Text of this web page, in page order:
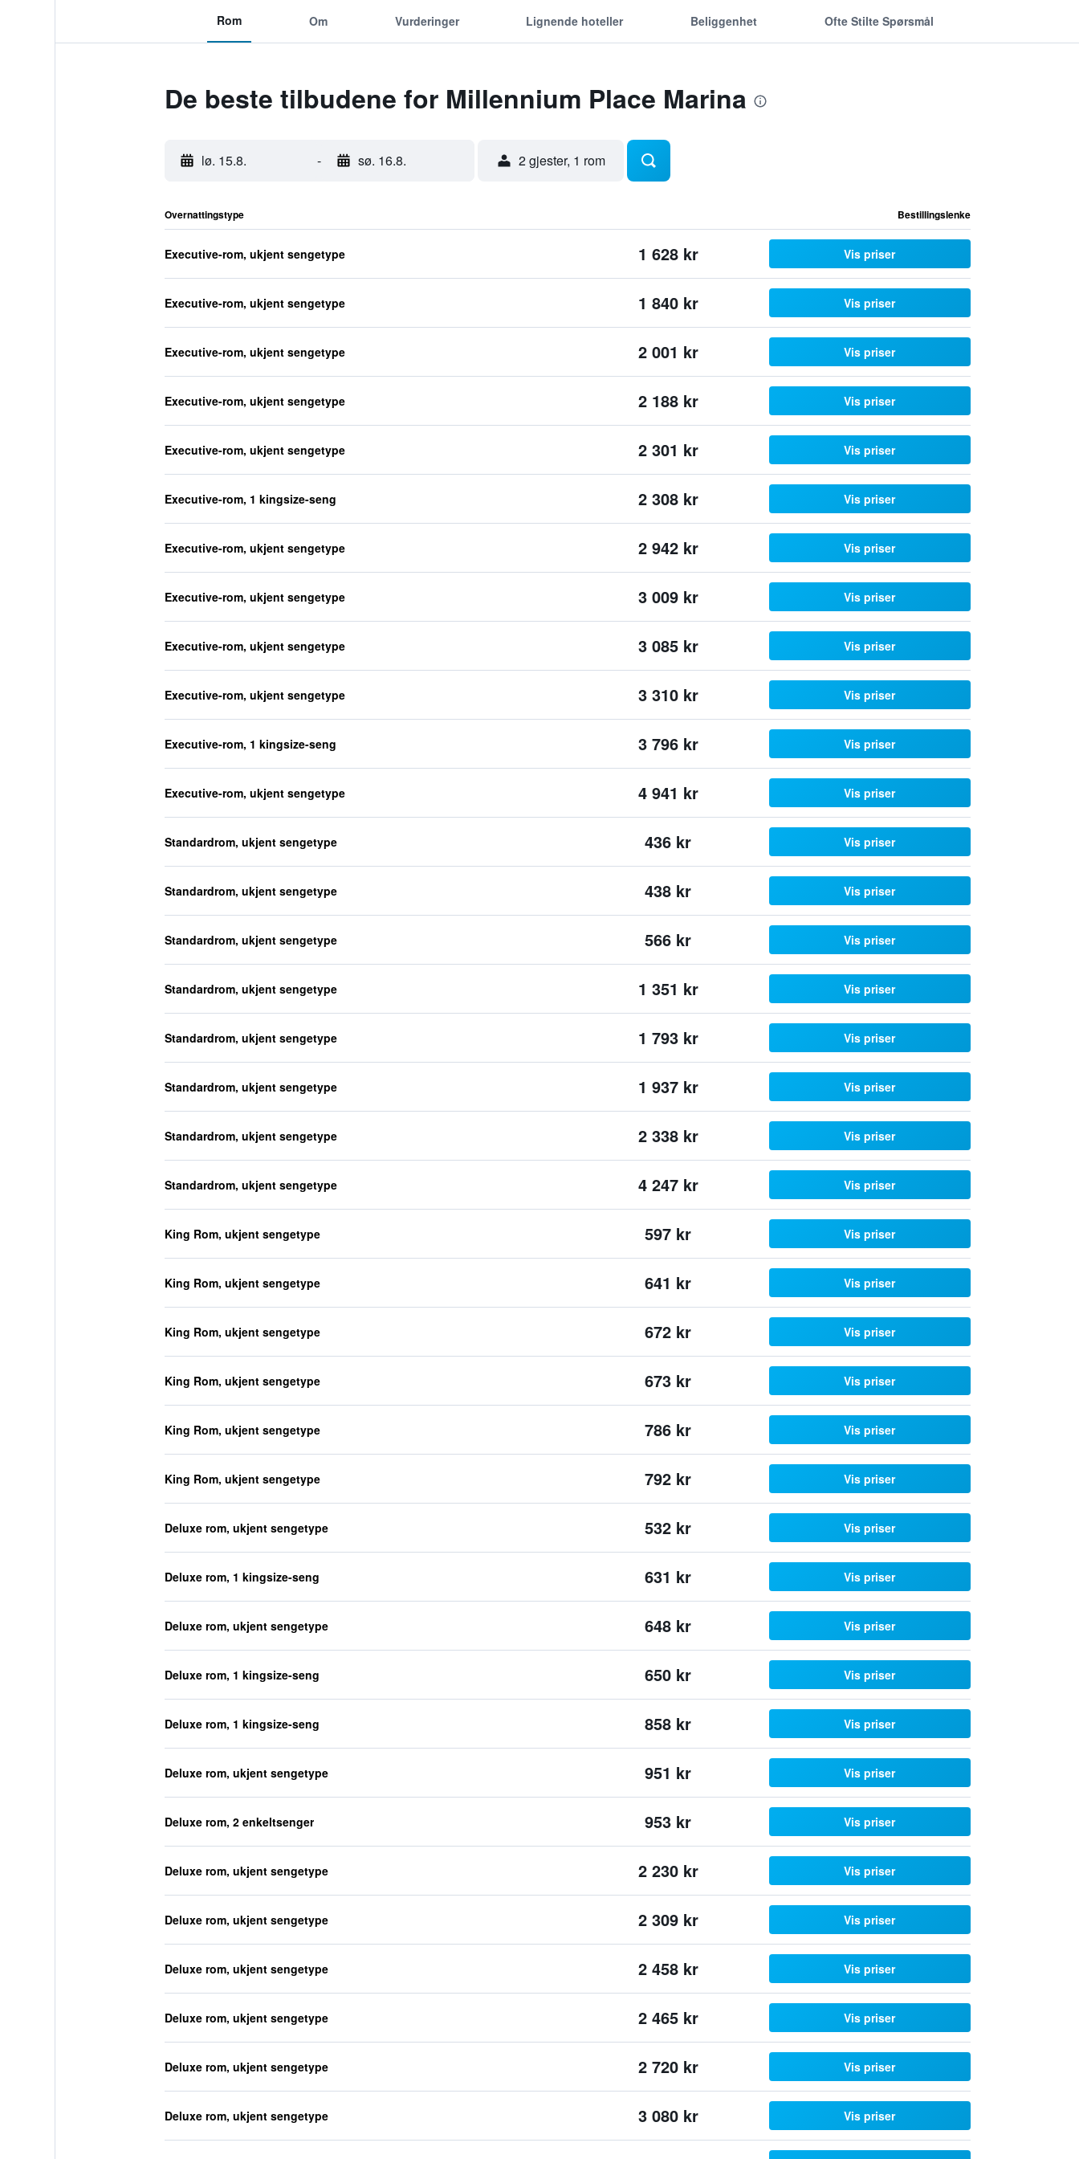
Rom Om Vurderinger Lignende hoteller Beliggenhet Ofte Stilte Spørsmål
De beste tilbudene for Millennium Place Marina
lø. 15.8. - sø. 16.8. 2 gjester, 1 rom
Overnattingstype Bestillingslenke
Executive-rom, ukjent sengetype 1 628 kr Vis priser
Executive-rom, ukjent sengetype 1 840 kr Vis priser
Executive-rom, ukjent sengetype 2 001 kr Vis priser
Executive-rom, ukjent sengetype 2 188 kr Vis priser
Executive-rom, ukjent sengetype 2 301 kr Vis priser
Executive-rom, 1 kingsize-seng 2 308 kr Vis priser
Executive-rom, ukjent sengetype 2 942 kr Vis priser
Executive-rom, ukjent sengetype 3 009 kr Vis priser
Executive-rom, ukjent sengetype 3 085 kr Vis priser
Executive-rom, ukjent sengetype 3 310 kr Vis priser
Executive-rom, 1 kingsize-seng 3 796 kr Vis priser
Executive-rom, ukjent sengetype 4 941 kr Vis priser
Standardrom, ukjent sengetype 436 kr Vis priser
Standardrom, ukjent sengetype 438 kr Vis priser
Standardrom, ukjent sengetype 566 kr Vis priser
Standardrom, ukjent sengetype 1 351 kr Vis priser
Standardrom, ukjent sengetype 1 793 kr Vis priser
Standardrom, ukjent sengetype 1 937 kr Vis priser
Standardrom, ukjent sengetype 2 338 kr Vis priser
Standardrom, ukjent sengetype 4 247 kr Vis priser
King Rom, ukjent sengetype 597 kr Vis priser
King Rom, ukjent sengetype 641 kr Vis priser
King Rom, ukjent sengetype 672 kr Vis priser
King Rom, ukjent sengetype 673 kr Vis priser
King Rom, ukjent sengetype 786 kr Vis priser
King Rom, ukjent sengetype 792 kr Vis priser
Deluxe rom, ukjent sengetype 532 kr Vis priser
Deluxe rom, 1 kingsize-seng 631 kr Vis priser
Deluxe rom, ukjent sengetype 648 kr Vis priser
Deluxe rom, 1 kingsize-seng 650 kr Vis priser
Deluxe rom, 1 kingsize-seng 858 kr Vis priser
Deluxe rom, ukjent sengetype 951 kr Vis priser
Deluxe rom, 2 enkeltsenger 953 kr Vis priser
Deluxe rom, ukjent sengetype 2 230 kr Vis priser
Deluxe rom, ukjent sengetype 2 309 kr Vis priser
Deluxe rom, ukjent sengetype 2 458 kr Vis priser
Deluxe rom, ukjent sengetype 2 465 kr Vis priser
Deluxe rom, ukjent sengetype 2 720 kr Vis priser
Deluxe rom, ukjent sengetype 3 080 kr Vis priser